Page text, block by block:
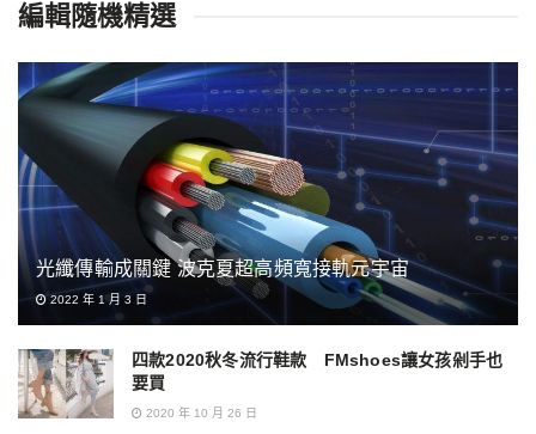
編輯隨機精選
光纖傳輸成關鍵 波克夏超高頻寬接軌元宇宙
2022 年 1 月 3 日
四款2020秋冬流行鞋款 FMshoes讓女孩剁手也
要買
2020 年 10 月 26 日